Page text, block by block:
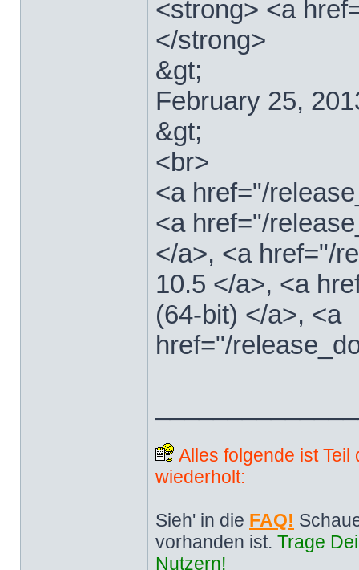
<strong> <a
</strong>
&gt;
February 25,
&gt;
<br>
<a href="/
<a href="/
</a>, <a href="/
10.5 </a>, <a
(64-bit) </a>, <a
href="/
Alles folgende ist
wiederholt:
Sieh' in die FAQ!
vorhanden ist. Trage
Nutzern!